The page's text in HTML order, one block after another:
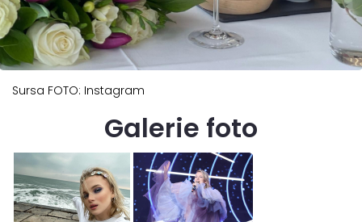
Sursa FOTO: Instagram
Galerie foto